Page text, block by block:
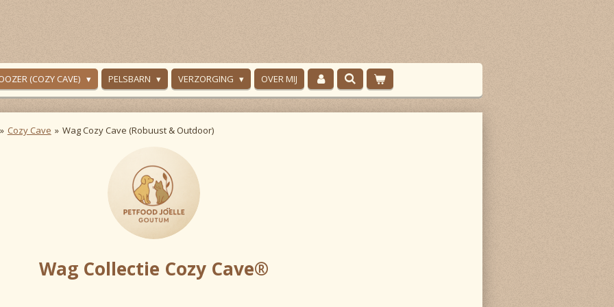
(COZY CAVE) PELSBARN VERZORGING OVER MIJ
» Cozy Cave » Wag Cozy Cave (Robuust & Outdoor)
Wag Collectie Cozy Cave®